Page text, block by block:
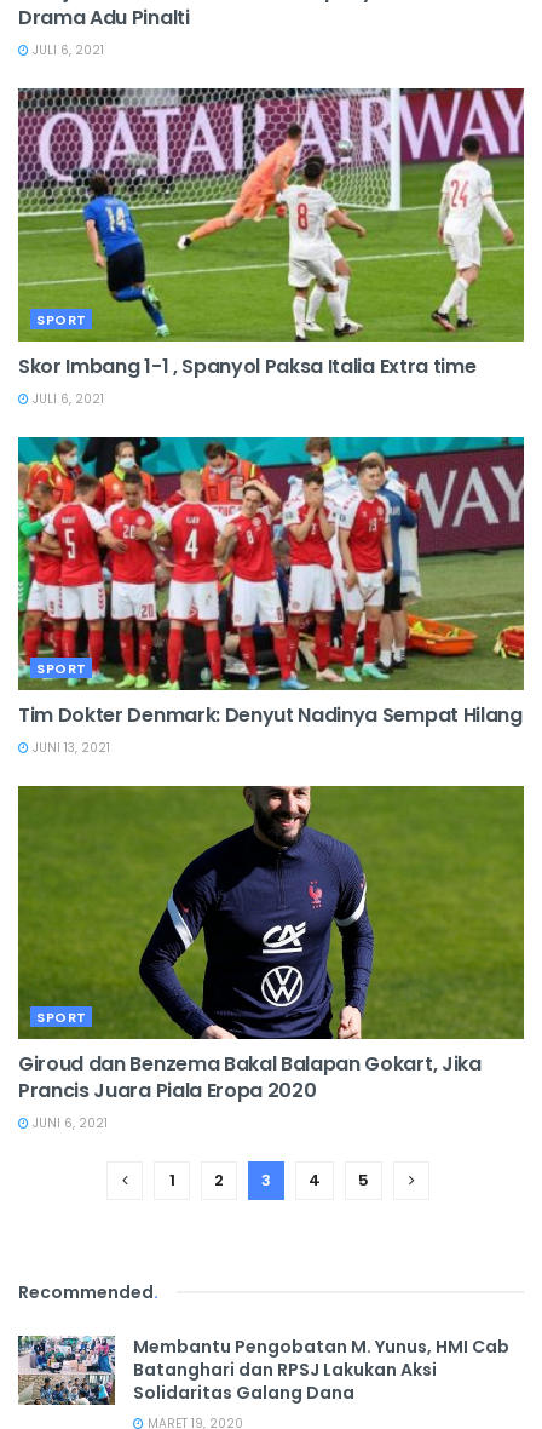
Drama Adu Pinalti
JULI 6, 2021
SPORT
Skor Imbang 1-1 , Spanyol Paksa Italia Extra time
JULI 6, 2021
SPORT
Tim Dokter Denmark: Denyut Nadinya Sempat Hilang
JUNI 13, 2021
SPORT
Giroud dan Benzema Bakal Balapan Gokart, Jika
Prancis Juara Piala Eropa 2020
JUNI 6, 2021
1 2 3 4 5
Recommended.
Membantu Pengobatan M. Yunus, HMI Cab
Batanghari dan RPSJ Lakukan Aksi
Solidaritas Galang Dana
MARET 19, 2020